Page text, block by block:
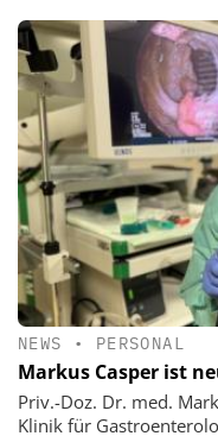
NEWS • PERSONAL
Markus Casper ist
Priv.-Doz. Dr. med.
Klinik für